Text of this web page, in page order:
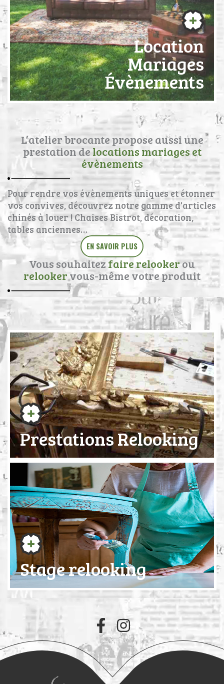
Location
Mariages
Évènements
L’atelier brocante propose aussi une
prestation de locations mariages et
évènements
Pour rendre vos évènements uniques et étonner
vos convives, découvrez notre gamme d'articles
chinés à louer ! Chaises Bistrot, décoration,
tables anciennes…
EN SAVOIR PLUS
Vous souhaitez faire relookerou
relookervous-même votre produit
Prestations Relooking
Stage relooking